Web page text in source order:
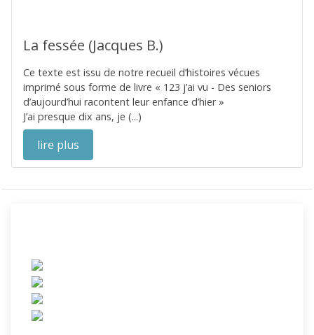
La fessée (Jacques B.)
Ce texte est issu de notre recueil d’histoires vécues
imprimé sous forme de livre « 123 j’ai vu - Des seniors
d’aujourd’hui racontent leur enfance d’hier »
J’ai presque dix ans, je (...)
lire plus